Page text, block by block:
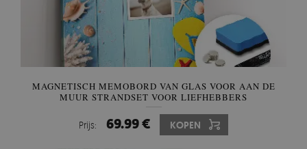
MAGNETISCH MEMOBORD VAN GLAS VOOR AAN DE
MUUR STRANDSET VOOR LIEFHEBBERS
Prijs: 69.99 € KOPEN